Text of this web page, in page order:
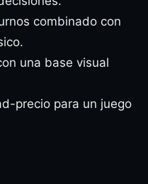
combinado con
una base visual
precio para un juego